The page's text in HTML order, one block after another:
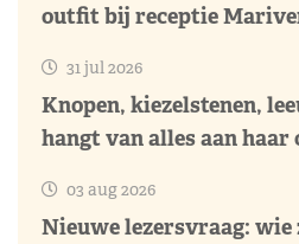
outfit bij receptie
31 jul 2026
Knopen, kiezelstenen,
hangt van alles aan haar
03 aug 2026
Nieuwe lezersvraag: